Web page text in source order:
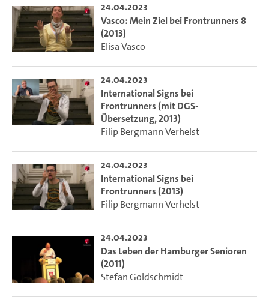
24.04.2023
Vasco: Mein Ziel bei Frontrunners 8
(2013)
Elisa Vasco
24.04.2023
International Signs bei
Frontrunners (mit DGS-
Übersetzung, 2013)
Filip Bergmann Verhelst
24.04.2023
International Signs bei
Frontrunners (2013)
Filip Bergmann Verhelst
24.04.2023
Das Leben der Hamburger Senioren
(2011)
Stefan Goldschmidt